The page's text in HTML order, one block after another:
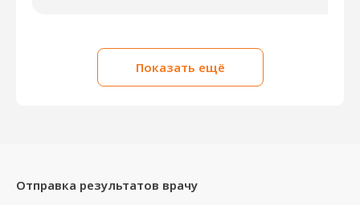
Показать ещё
Отправка результатов врачу